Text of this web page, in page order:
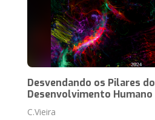
Desvendando os Pilares do
Desenvolvimento Humano
C.Vieira